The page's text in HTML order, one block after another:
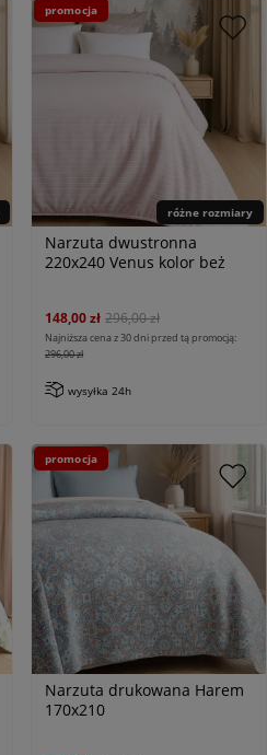
różne rozmiary
Narzuta dwustronna
220x240 Venus kolor beż
148,00 zł 296,00 zł
Najniższa cena z 30 dni przed tą promocją:
296,00 zł
wysyłka 24h
promocja
Narzuta drukowana Harem
170x210
promocja